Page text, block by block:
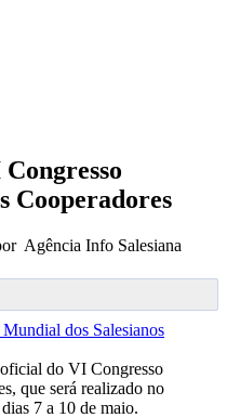
Cooperadores
Agência Info Salesiana
do VI Congresso
que será realizado no
7 a 10 de maio.